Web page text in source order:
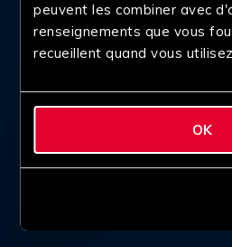
peuvent les combiner avec
renseignements que vous
recueillent quand vous
OK